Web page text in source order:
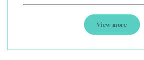
View more